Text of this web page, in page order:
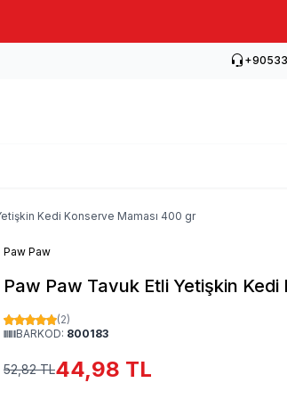
Kedi Konserve Maması 400 gr
Paw Paw
Paw Paw Tavuk Etli Yetişkin
(2)
BARKOD: 800183
52,82TL44,98 TL